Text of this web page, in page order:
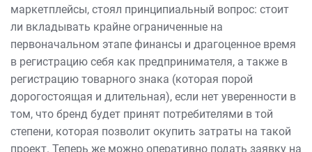
маркетплейсы, стоял принципиальный вопрос: стоит
ли вкладывать крайне ограниченные на
первоначальном этапе финансы и драгоценное время
в регистрацию себя как предпринимателя, а также в
регистрацию товарного знака (которая порой
дорогостоящая и длительная), если нет уверенности в
том, что бренд будет принят потребителями в той
степени, которая позволит окупить затраты на такой
проект. Теперь же можно оперативно подать заявку на